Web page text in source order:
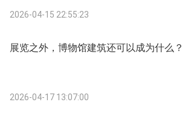
2026-04-15 22:55:23
展览之外，博物馆建筑还可以成为什么？
2026-04-17 13:07:00